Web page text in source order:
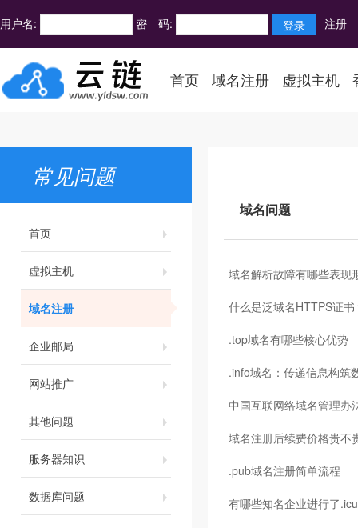
用户名: 密 码: 注册
首页 域名注册 虚拟主机
常见问题
首页
虚拟主机
域名注册
企业邮局
网站推广
其他问题
服务器知识
数据库问题
域名问题
域名解析故障有哪些表现
什么是泛域名HTTPS证书
.top域名有哪些核心优势
.info域名：传递信息构筑
中国互联网络域名管理办
域名注册后续费价格贵不
.pub域名注册简单流程
有哪些知名企业进行了